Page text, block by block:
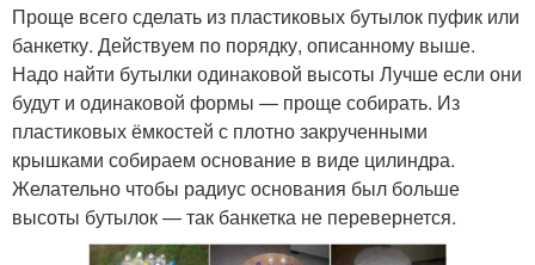
Проще всего сделать из пластиковых бутылок пуфик или
банкетку. Действуем по порядку, описанному выше.
Надо найти бутылки одинаковой высоты Лучше если они
будут и одинаковой формы — проще собирать. Из
пластиковых ёмкостей с плотно закрученными
крышками собираем основание в виде цилиндра.
Желательно чтобы радиус основания был больше
высоты бутылок — так банкетка не перевернется.